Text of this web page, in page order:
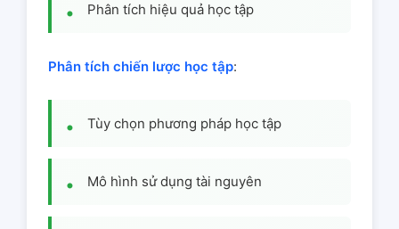
Phân tích hiệu quả học tập
Phân tích chiến lược học tập:
Tùy chọn phương pháp học tập
Mô hình sử dụng tài nguyên